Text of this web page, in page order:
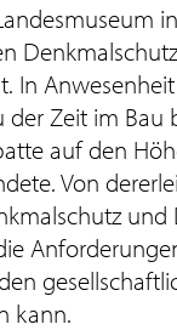
In
Zeit im
auf den
Von
kann.